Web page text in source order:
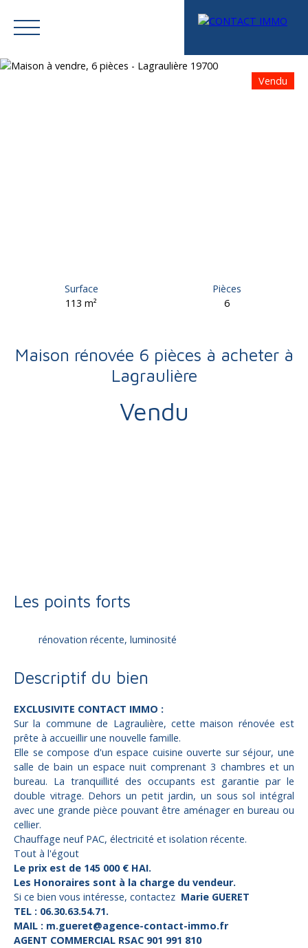
Vendu
Surface
113m²
Pièces
6
Maison rénovée 6 pièces à acheter à
Lagraulière
Vendu
Les points forts
rénovation récente, luminosité
Descriptif du bien
EXCLUSIVITE CONTACT IMMO :
Sur la commune de Lagraulière, cette maison rénovée est
prête à accueillir une nouvelle famille.
Elle se compose d'un espace cuisine ouverte sur séjour, une
salle de bain un espace nuit comprenant 3 chambres et un
bureau. La tranquillité des occupants est garantie par le
double vitrage. Dehors un petit jardin, un sous sol intégral
avec une grande pièce pouvant être aménager en bureau ou
cellier.
Chauffage neuf PAC, électricité et isolation récente.
Tout à l'égout
Le prix est de 145 000 € HAI.
Les Honoraires sont à la charge du vendeur.
Si ce bien vous intéresse, contactez Marie GUERET
TEL : 06.30.63.54.71.
MAIL : m.gueret@agence-contact-immo.fr
AGENT COMMERCIAL RSAC 901 991 810